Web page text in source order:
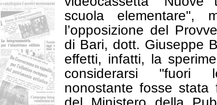
scuola elementare",
l’opposizione del
di Bari, dott. Giuseppe
effetti, infatti, la
considerarsi "fuori
nonostante fosse